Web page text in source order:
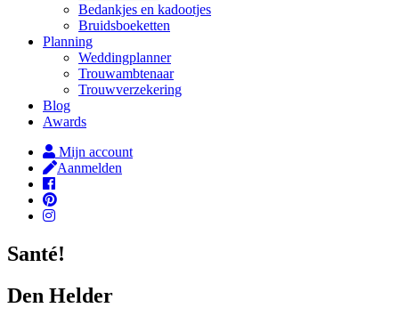
Bedankjes en kadootjes
Bruidsboeketten
Planning
Weddingplanner
Trouwambtenaar
Trouwverzekering
Blog
Awards
Mijn account
Aanmelden
Santé!
Den Helder